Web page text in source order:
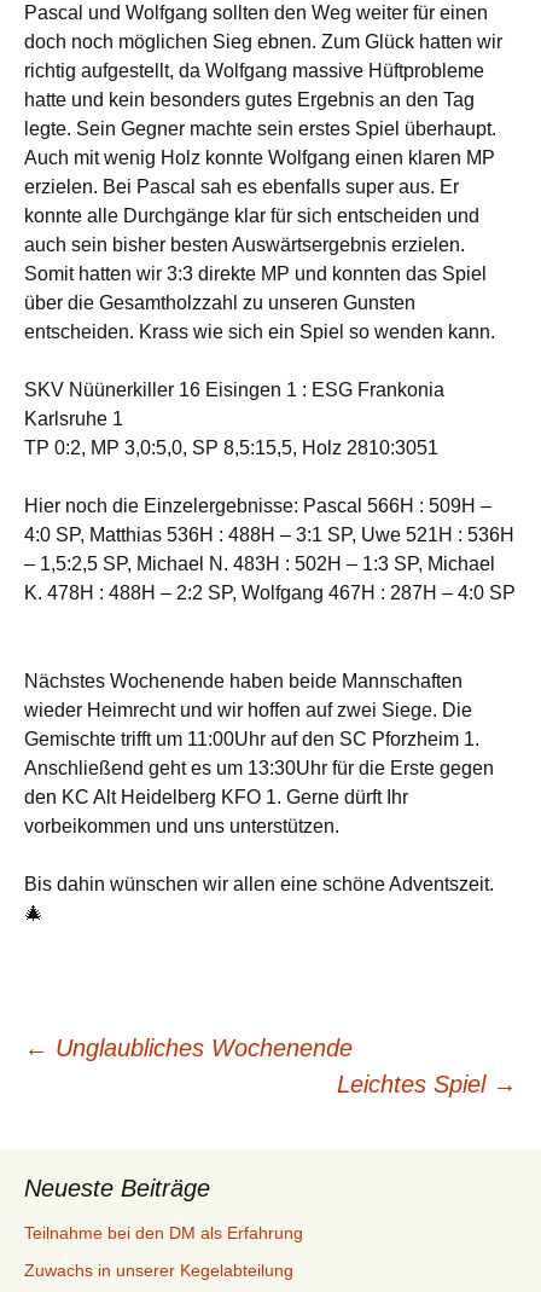
Pascal und Wolfgang sollten den Weg weiter für einen
doch noch möglichen Sieg ebnen. Zum Glück hatten wir
richtig aufgestellt, da Wolfgang massive Hüftprobleme
hatte und kein besonders gutes Ergebnis an den Tag
legte. Sein Gegner machte sein erstes Spiel überhaupt.
Auch mit wenig Holz konnte Wolfgang einen klaren MP
erzielen. Bei Pascal sah es ebenfalls super aus. Er
konnte alle Durchgänge klar für sich entscheiden und
auch sein bisher besten Auswärtsergebnis erzielen.
Somit hatten wir 3:3 direkte MP und konnten das Spiel
über die Gesamtholzzahl zu unseren Gunsten
entscheiden. Krass wie sich ein Spiel so wenden kann.
SKV Nüünerkiller 16 Eisingen 1 : ESG Frankonia
Karlsruhe 1
TP 0:2, MP 3,0:5,0, SP 8,5:15,5, Holz 2810:3051
Hier noch die Einzelergebnisse: Pascal 566H : 509H –
4:0 SP, Matthias 536H : 488H – 3:1 SP, Uwe 521H : 536H
– 1,5:2,5 SP, Michael N. 483H : 502H – 1:3 SP, Michael
K. 478H : 488H – 2:2 SP, Wolfgang 467H : 287H – 4:0 SP
Nächstes Wochenende haben beide Mannschaften
wieder Heimrecht und wir hoffen auf zwei Siege. Die
Gemischte trifft um 11:00Uhr auf den SC Pforzheim 1.
Anschließend geht es um 13:30Uhr für die Erste gegen
den KC Alt Heidelberg KFO 1. Gerne dürft Ihr
vorbeikommen und uns unterstützen.
Bis dahin wünschen wir allen eine schöne Adventszeit.
🎄
Beitragsnavigation
← Unglaubliches Wochenende
Leichtes Spiel →
Neueste Beiträge
Teilnahme bei den DM als Erfahrung
Zuwachs in unserer Kegelabteilung